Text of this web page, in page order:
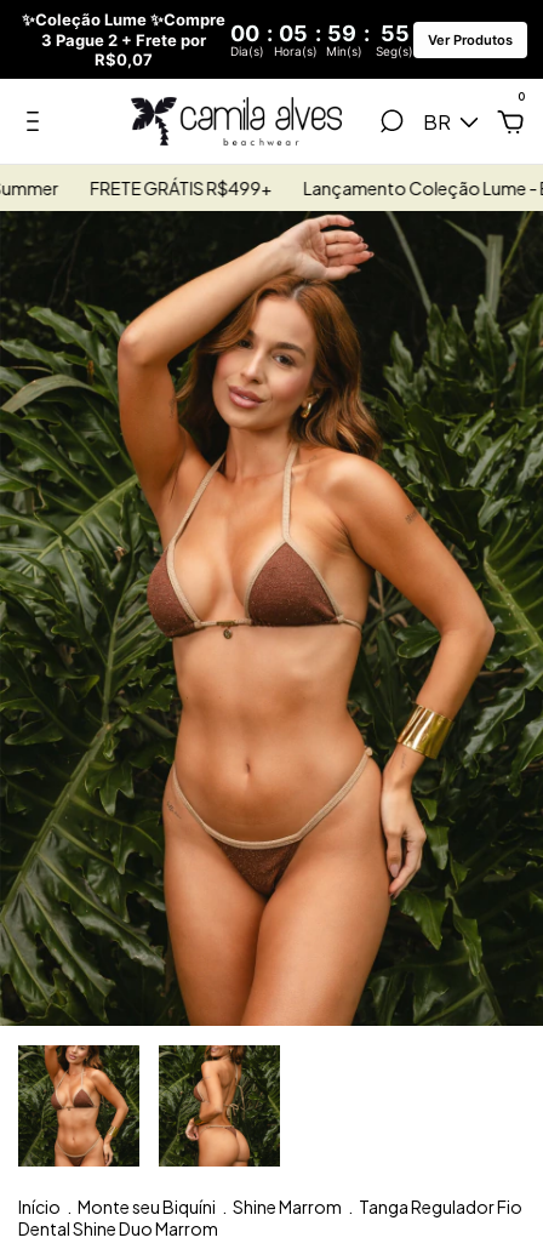
✨Coleção Lume ✨Compre
3 Pague 2 + Frete por
R$0,07
00 : 05 : 59 : 53
Dia(s) Hora(s) Min(s) Seg(s)
Ver Produtos
BR
0
FRETE GRÁTIS R$499+ Lançamento Coleção Lume - Euro
Início Monte seu Biquíni Shine Marrom
Tanga Regulador Fio
Dental Shine Duo Marrom